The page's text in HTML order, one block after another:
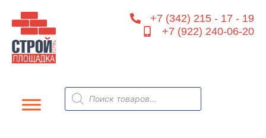
содержимому
+7 (342) 215 - 17 - 19
+7 (922) 240-06-20
Поиск
товаров